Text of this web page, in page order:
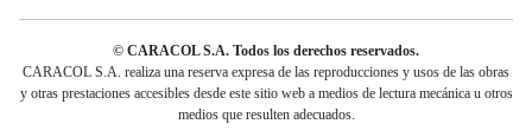
© CARACOL S.A. Todos los derechos reservados.
CARACOL S.A. realiza una reserva expresa de las reproducciones y usos de las obras
y otras prestaciones accesibles desde este sitio web a medios de lectura mecánica u otros
medios que resulten adecuados.